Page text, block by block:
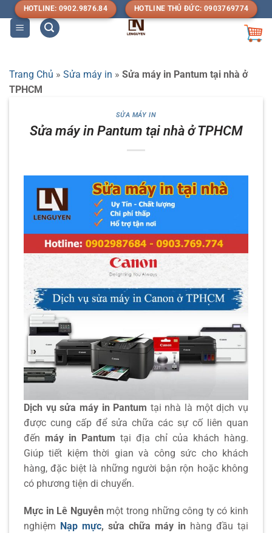
qua
nội
HOTLINE: 0902.9876.84 HOTLINE THỦ ĐỨC: 0903769774
Trang Chủ » Sửa máy in » Sửa máy in Pantum tại nhà ở
TPHCM
SỬA MÁY IN
Sửa máy in Pantum tại nhà ở TPHCM
Dịch vụ sửa máy in Pantum tại nhà là một dịch vụ
được cung cấp để sửa chữa các sự cố liên quan
đến máy in Pantum tại địa chỉ của khách hàng.
Giúp tiết kiệm thời gian và công sức cho khách
hàng, đặc biệt là những người bận rộn hoặc không
có phương tiện di chuyển.
Mực in Lê Nguyễn một trong những công ty có kinh
nghiệm Nạp mực, sửa chữa máy in hàng đầu tại